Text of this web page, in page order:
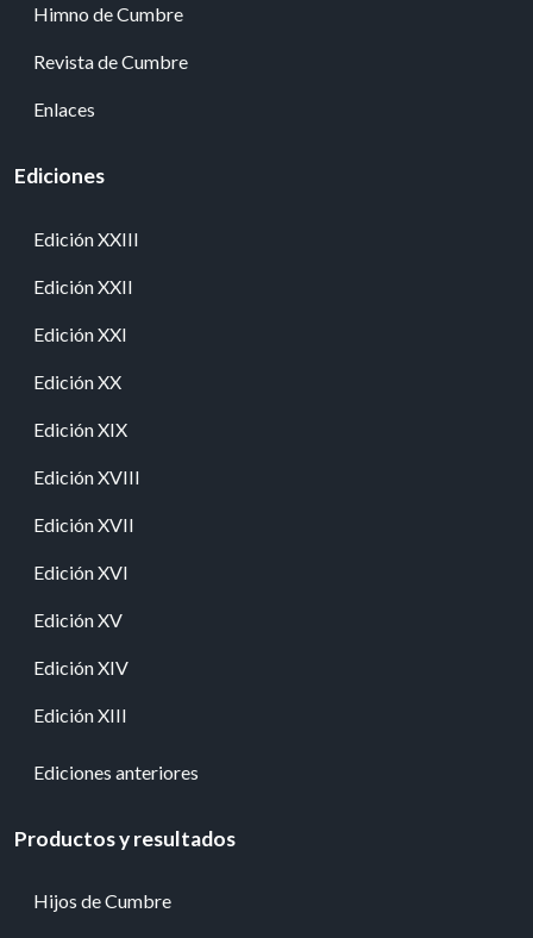
Himno de Cumbre
Revista de Cumbre
Enlaces
Ediciones
Edición XXIII
Edición XXII
Edición XXI
Edición XX
Edición XIX
Edición XVIII
Edición XVII
Edición XVI
Edición XV
Edición XIV
Edición XIII
Ediciones anteriores
Productos y resultados
Hijos de Cumbre